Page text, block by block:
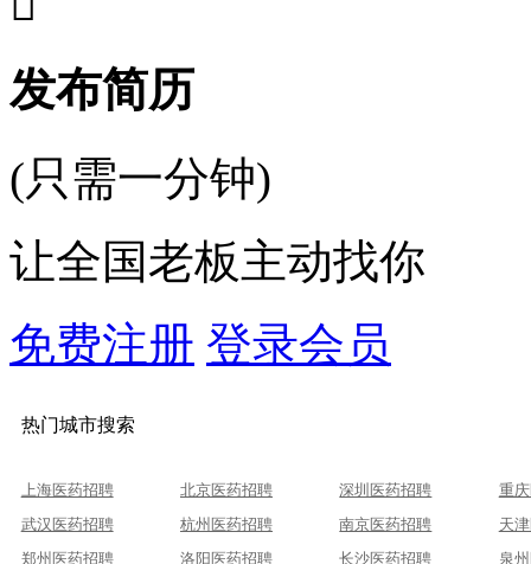
发布简历
(只需一分钟)
让全国老板主动找你
免费注册 登录会员
热门城市搜索
上海医药招聘 北京医药招聘 深圳医药招聘
重
武汉医药招聘
杭州医药招聘 南京医药招聘
天
郑州医药招聘
洛阳医药招聘 长沙医药招聘 泉